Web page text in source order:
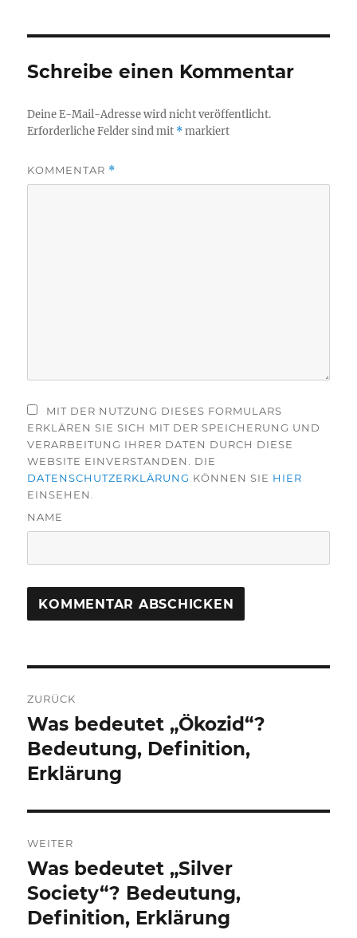
Schreibe einen Kommentar
Deine E-Mail-Adresse wird nicht veröffentlicht.
Erforderliche Felder sind mit *markiert
KOMMENTAR *
MIT DER NUTZUNG DIESES FORMULARS
ERKLÄREN SIE SICH MIT DER SPEICHERUNG UND
VERARBEITUNG IHRER DATEN DURCH DIESE
WEBSITE EINVERSTANDEN. DIE
DATENSCHUTZERKLÄRUNG KÖNNEN SIE HIER
EINSEHEN.
NAME
ZURÜCK
Vorheriger
Beitrag:
Was bedeutet „Ökozid“?
Bedeutung, Definition,
Erklärung
WEITER
Nächster
Beitrag:
Was bedeutet „Silver
Society“? Bedeutung,
Definition, Erklärung